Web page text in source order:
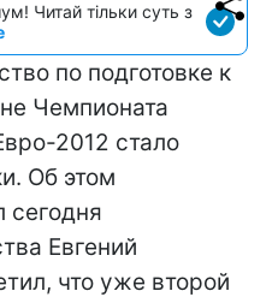
Читай тільки суть з
по подготовке к
Чемпионата
2012 стало
Об этом
сегодня
Евгений
что уже второй